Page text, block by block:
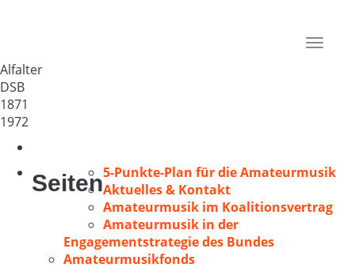
Toggle
Alfalter
DSB
1871
1972
Seiten5-Punkte-Plan für die Amateurmusik
Aktuelles & Kontakt
Amateurmusik im Koalitionsvertrag
Amateurmusik in der
Engagementstrategie des Bundes
Amateurmusikfonds